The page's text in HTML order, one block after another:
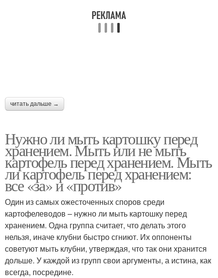
читать дальше →
Нужно ли мыть картошку перед
хранением. Мыть или не мыть
картофель перед хранением. Мыть
ли картофель перед хранением:
все «за» и «против»
Один из самых ожесточенных споров среди
картофелеводов – нужно ли мыть картошку перед
хранением. Одна группа считает, что делать этого
нельзя, иначе клубни быстро сгниют. Их оппоненты
советуют мыть клубни, утверждая, что так они хранится
дольше. У каждой из групп свои аргументы, а истина, как
всегда, посредине.